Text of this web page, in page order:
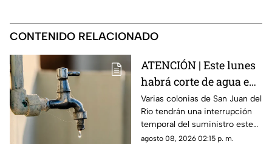
CONTENIDO RELACIONADO
ATENCIÓN | Este lunes
habrá corte de agua en
estas cinco zonas; estás
son las colonias
afectadas
Varias colonias de San Juan del
Río tendrán una interrupción
temporal del suministro este
10 de agosto debido a trabajos
agosto 08, 2026 02:15 p. m.